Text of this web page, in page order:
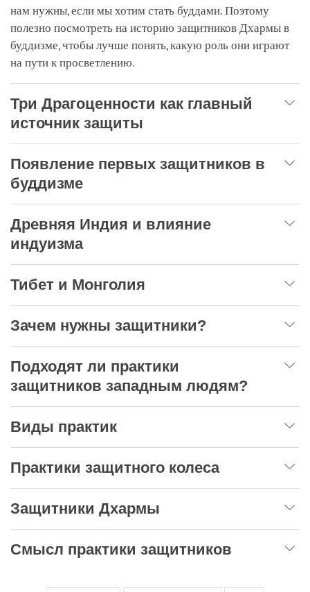
нам нужны, если мы хотим стать буддами. Поэтому
полезно посмотреть на историю защитников Дхармы в
буддизме, чтобы лучше понять, какую роль они играют
на пути к просветлению.
Три Драгоценности как главный
источник защиты
Появление первых защитников в
буддизме
Древняя Индия и влияние
индуизма
Тибет и Монголия
Зачем нужны защитники?
Подходят ли практики
защитников западным людям?
Виды практик
Практики защитного колеса
Защитники Дхармы
Смысл практики защитников